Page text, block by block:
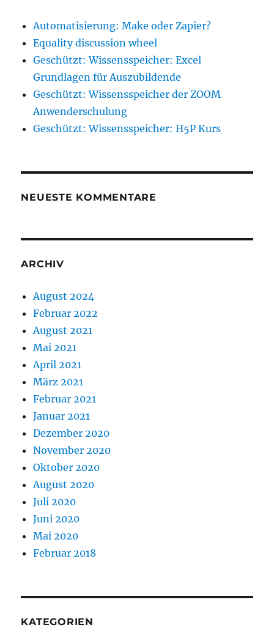
Automatisierung: Make oder Zapier?
Equality discussion wheel
Geschützt: Wissensspeicher: Excel
Grundlagen für Auszubildende
Geschützt: Wissensspeicher der ZOOM
Anwenderschulung
Geschützt: Wissensspeicher: H5P Kurs
NEUESTE KOMMENTARE
ARCHIV
August 2024
Februar 2022
August 2021
Mai 2021
April 2021
März 2021
Februar 2021
Januar 2021
Dezember 2020
November 2020
Oktober 2020
August 2020
Juli 2020
Juni 2020
Mai 2020
Februar 2018
KATEGORIEN